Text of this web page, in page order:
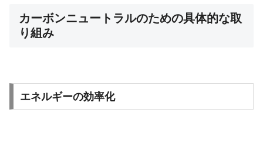
カーボンニュートラルのための具体的な取
り組み
エネルギーの効率化